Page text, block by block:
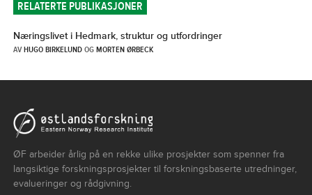
RELATERTE PUBLIKASJONER
Næringslivet i Hedmark, struktur og utfordringer
AVHUGO BIRKELUNDOGMORTEN ØRBECK
ØF arbeider årlig på en rekke ulike prosjekter som spenner fra
langsiktige forskningsprosjekter til forskningsbaserte utredninger,
evalueringer og rådgivning.